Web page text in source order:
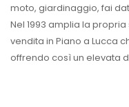
moto, giardinaggio, fai
Nel 1993 amplia la
vendita in Piano a Lucca
offrendo così un elevata